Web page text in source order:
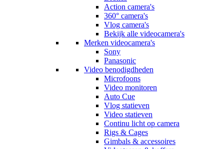
Action camera's
360° camera's
Vlog camera's
Bekijk alle videocamera's
Merken videocamera's
Sony
Panasonic
Video benodigdheden
Microfoons
Video monitoren
Auto Cue
Vlog statieven
Video statieven
Continu licht op camera
Rigs & Cages
Gimbals & accessoires